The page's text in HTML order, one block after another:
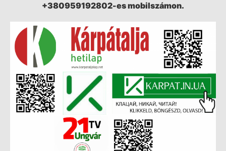
+380959192802-es mobilszámon.